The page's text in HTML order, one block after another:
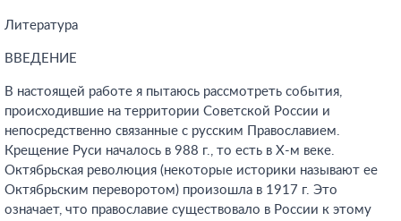
Литература
ВВЕДЕНИЕ
В настоящей работе я пытаюсь рассмотреть события,
происходившие на территории Советской России и
непосредственно связанные с русским Православием.
Крещение Руси началось в 988 г., то есть в Х-м веке.
Октябрьская революция (некоторые историки называют ее
Октябрьским переворотом) произошла в 1917 г. Это
означает, что православие существовало в России к этому